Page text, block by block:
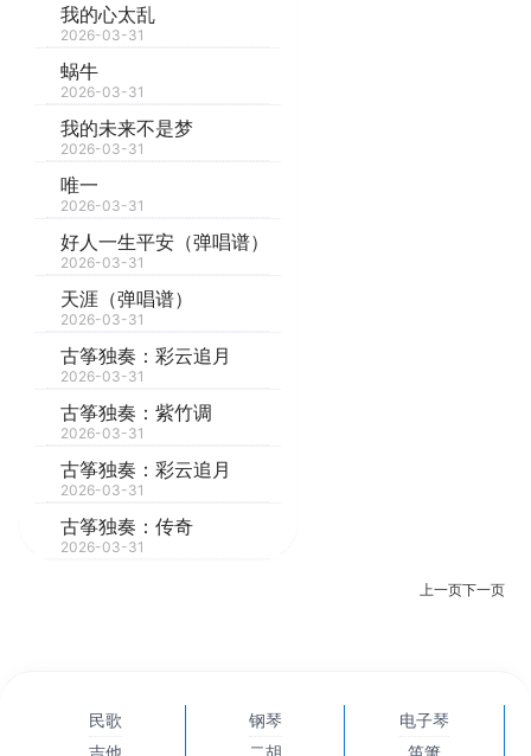
我的心太乱
2026-03-31
蜗牛
2026-03-31
我的未来不是梦
2026-03-31
唯一
2026-03-31
好人一生平安（弹唱谱）
2026-03-31
天涯（弹唱谱）
2026-03-31
古筝独奏：彩云追月
2026-03-31
古筝独奏：紫竹调
2026-03-31
古筝独奏：彩云追月
2026-03-31
古筝独奏：传奇
2026-03-31
上一页下一页
民歌 钢琴
电子琴
吉他
二胡 笛箫